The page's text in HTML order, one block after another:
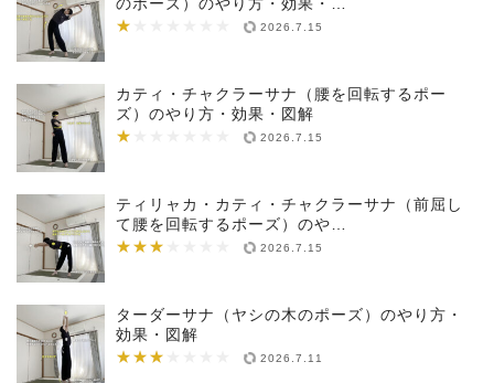
のポーズ）のやり方・効果・…
★
★★★★★★★ 2026.7.15
カティ・チャクラーサナ（腰を回転するポー
ズ）のやり方・効果・図解
★
★★★★★★★ 2026.7.15
ティリャカ・カティ・チャクラーサナ（前屈し
て腰を回転するポーズ）のや…
★★★
★★★★★★★ 2026.7.15
ターダーサナ（ヤシの木のポーズ）のやり方・
効果・図解
★★★
★★★★★★★ 2026.7.11